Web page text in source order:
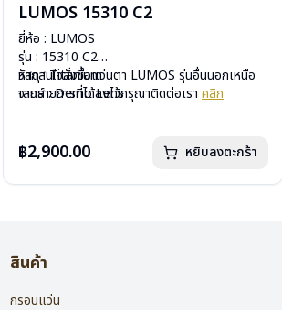
LUMOS 15310 C2
ยี่ห้อ : LUMOS
รุ่น : 15310 C2
วัสดุ : Titanium
เลนส์ : Demo Lens
อุปกรณ์ : กล่องแว่น , ผ้าเช็ดแว่น
หากสนใจสั่งชื้อแว่นตา LUMOS รุ่นอื่นนอกเหนือ
จากรายการที่ได้ลงไว้กรุณาติดต่อเรา คลิก
฿2,900.00 หยิบลงตะกร้า
สินค้า
กรอบแว่น